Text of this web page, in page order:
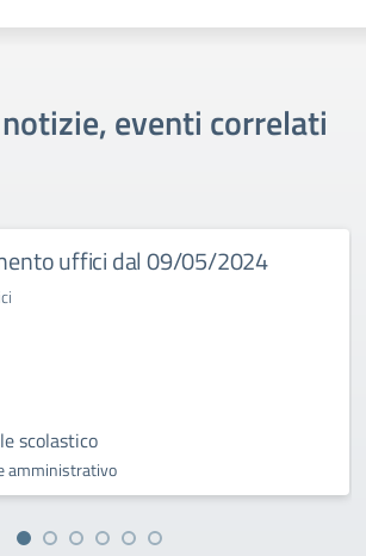
eventi correlati
uffici dal 09/05/2024
scolastico
amministrativo